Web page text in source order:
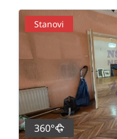
Stanovi
360°